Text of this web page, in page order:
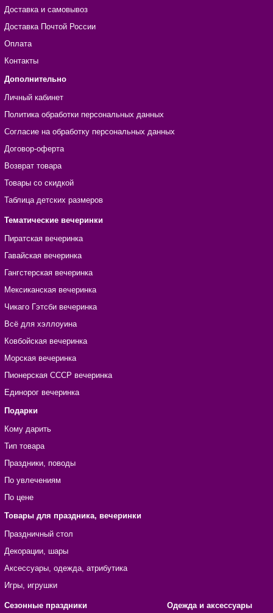
Доставка и самовывоз
Доставка Почтой России
Оплата
Контакты
Дополнительно
Личный кабинет
Политика обработки персональных данных
Согласие на обработку персональных данных
Договор-оферта
Возврат товара
Товары со скидкой
Таблица детских размеров
Тематические вечеринки
Пиратская вечеринка
Гавайская вечеринка
Гангстерская вечеринка
Мексиканская вечеринка
Чикаго Гэтсби вечеринка
Всё для хэллоуина
Ковбойская вечеринка
Морская вечеринка
Пионерская СССР вечеринка
Единорог вечеринка
Подарки
Кому дарить
Тип товара
Праздники, поводы
По увлечениям
По цене
Товары для праздника, вечеринки
Праздничный стол
Декорации, шары
Аксессуары, одежда, атрибутика
Игры, игрушки
Сезонные праздники
Одежда и аксессуары